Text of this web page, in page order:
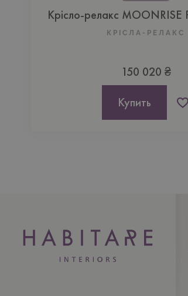
Крісло-релакс MOONRISE
КРІСЛА-РЕЛАКС
150 020 ₴
Купить